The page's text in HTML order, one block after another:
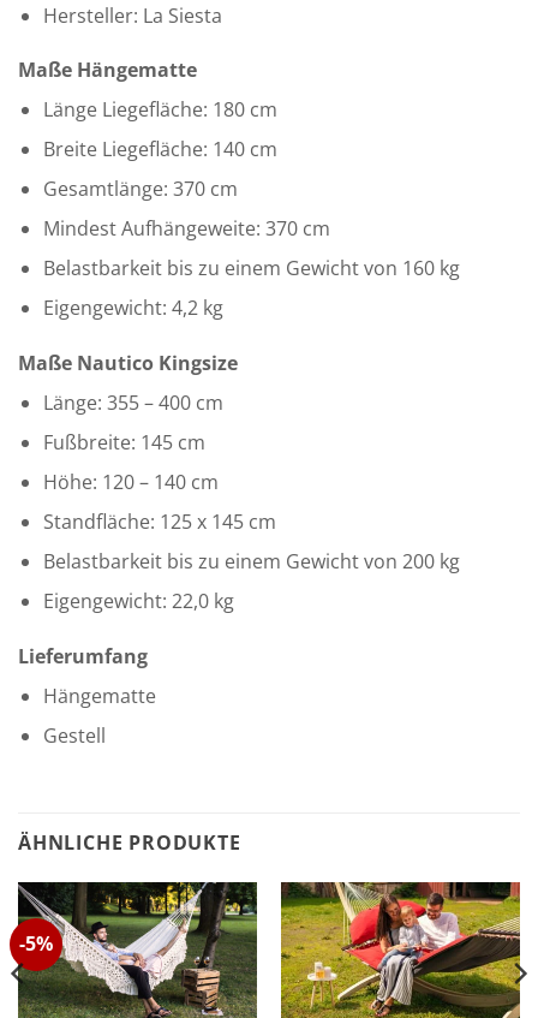
Hersteller: La Siesta
Maße Hängematte
Länge Liegefläche: 180 cm
Breite Liegefläche: 140 cm
Gesamtlänge: 370 cm
Mindest Aufhängeweite: 370 cm
Belastbarkeit bis zu einem Gewicht von 160 kg
Eigengewicht: 4,2 kg
Maße Nautico Kingsize
Länge: 355 – 400 cm
Fußbreite: 145 cm
Höhe: 120 – 140 cm
Standfläche: 125 x 145 cm
Belastbarkeit bis zu einem Gewicht von 200 kg
Eigengewicht: 22,0 kg
Lieferumfang
Hängematte
Gestell
ÄHNLICHE PRODUKTE
-5%